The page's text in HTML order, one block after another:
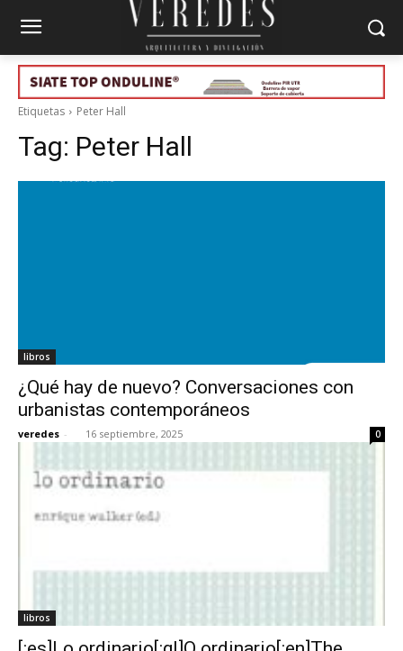
Etiquetas Peter Hall
Tag: Peter Hall
libros
¿Qué hay de nuevo? Conversaciones con
urbanistas contemporáneos
veredes - 16 septiembre, 2025 0
libros